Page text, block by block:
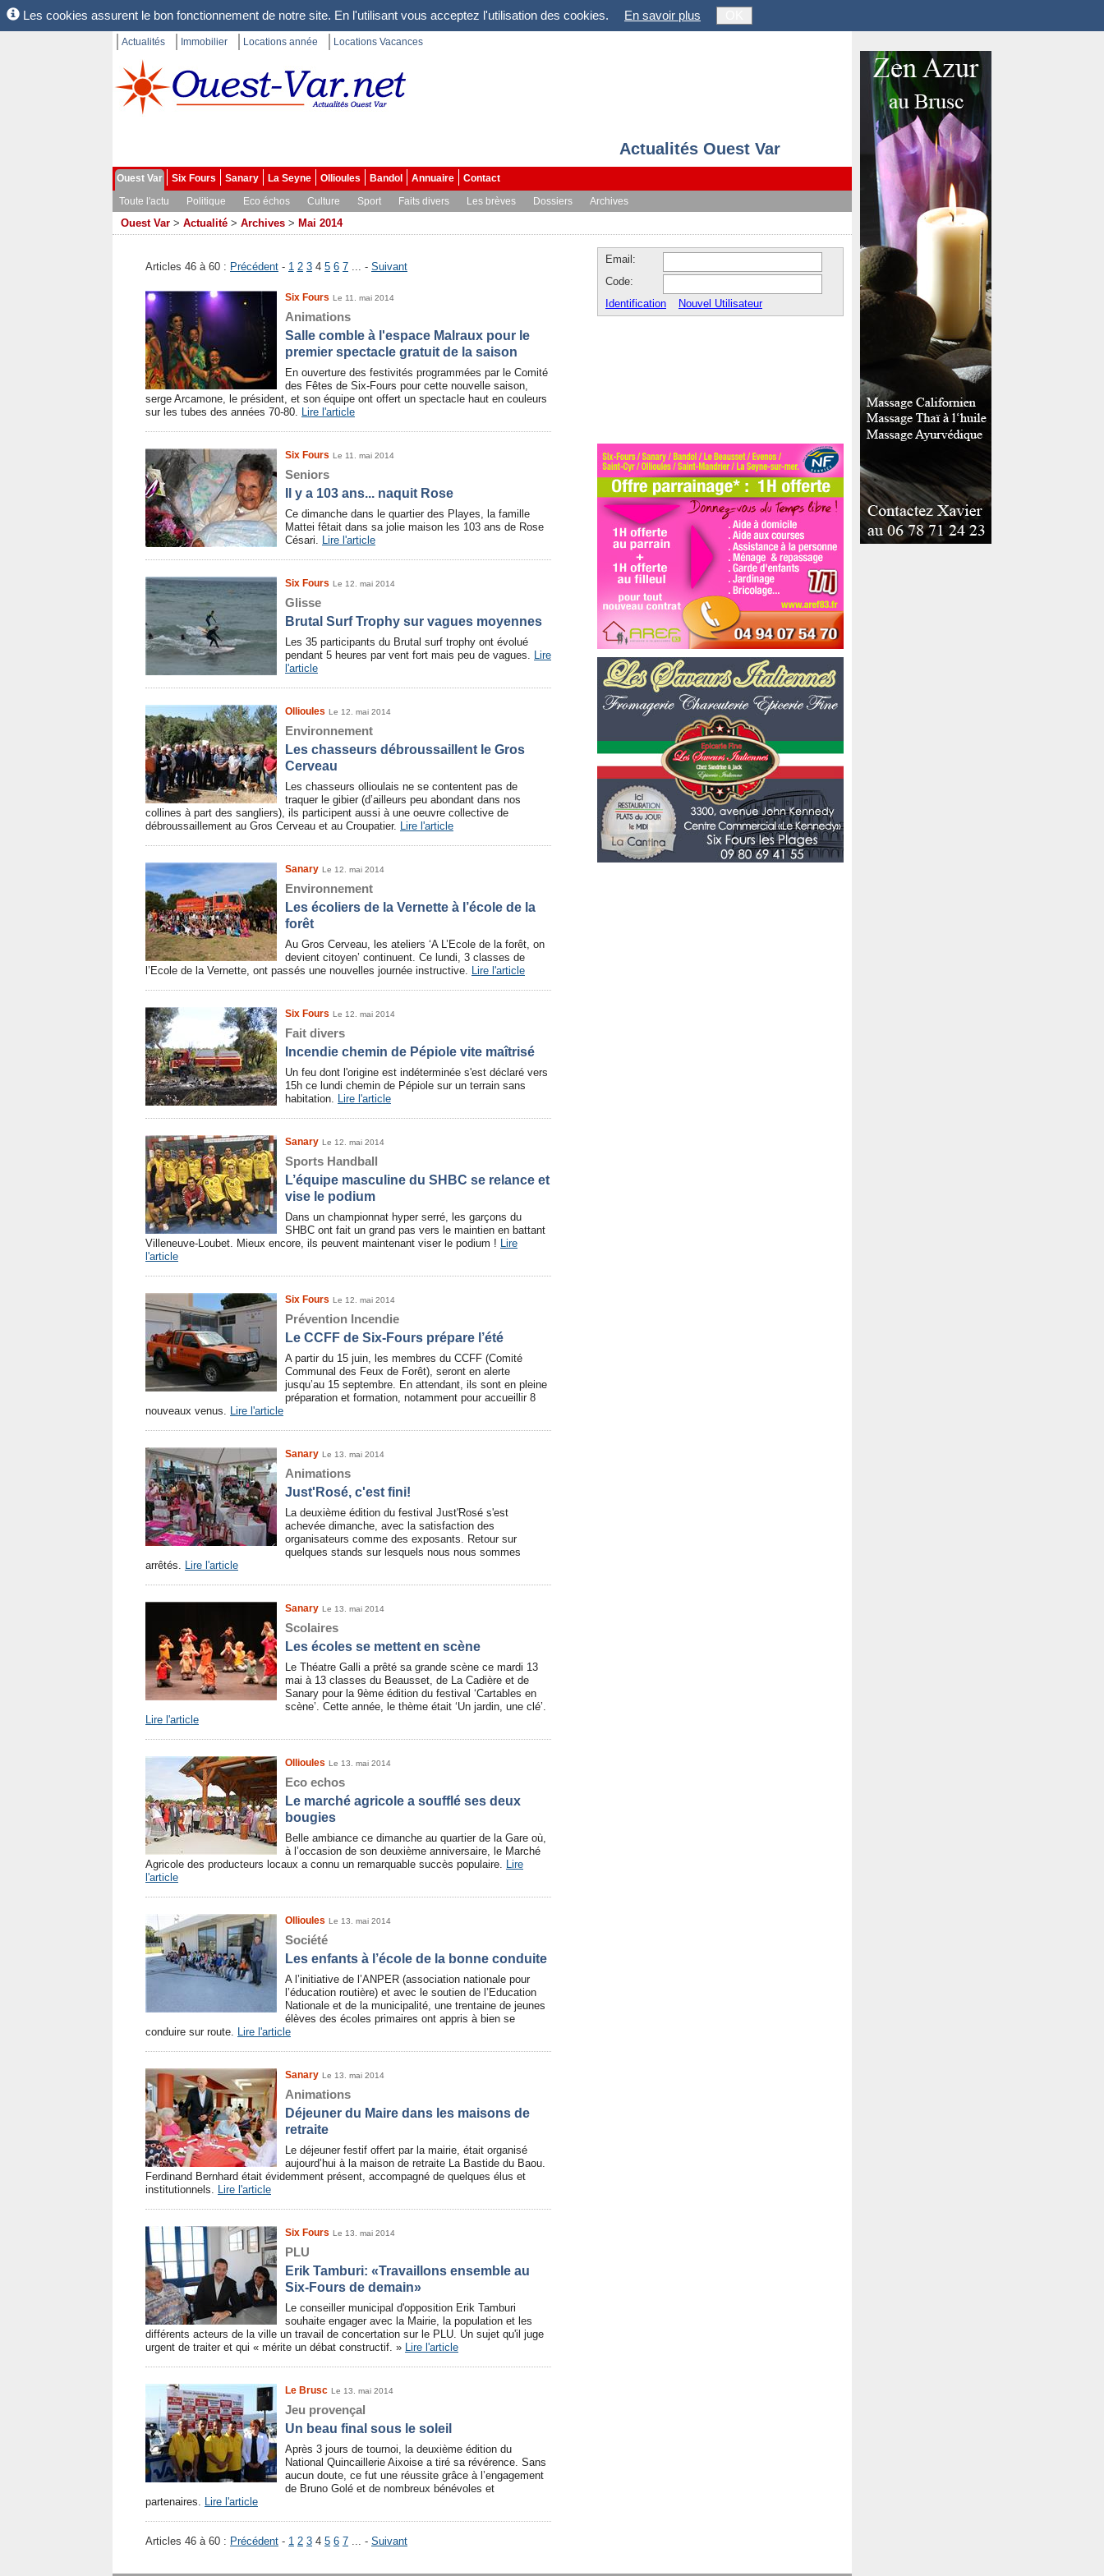
Les cookies assurent le bon fonctionnement de notre site. En l'utilisant vous acceptez l'utilisation des cookies. En savoir plus
Actualités Immobilier Locations année Locations Vacances
Actualités Ouest Var
Ouest Var Six Fours Sanary La Seyne Ollioules Bandol Annuaire
Contact
Toute l'actu
Politique Eco échos Culture Sport Faits divers Les brèves Dossiers Archives
Ouest Var > Actualité > Archives > Mai 2014
Articles 46 à 60 : Précédent - 1 2 3 4 5 6 7 ... - Suivant
Six Fours Le 11. mai 2014
Animations
Salle comble à l'espace Malraux pour le
premier spectacle gratuit de la saison
En ouverture des festivités programmées par le Comité
des Fêtes de Six-Fours pour cette nouvelle saison,
serge Arcamone, le président, et son équipe ont offert un spectacle haut en couleurs
sur les tubes des années 70-80. Lire l'article
Six Fours Le 11. mai 2014
Seniors
Il y a 103 ans... naquit Rose
Ce dimanche dans le quartier des Playes, la famille
Mattei fêtait dans sa jolie maison les 103 ans de Rose
Césari. Lire l'article
Six Fours Le 12. mai 2014
Glisse
Brutal Surf Trophy sur vagues moyennes
Les 35 participants du Brutal surf trophy ont évolué
pendant 5 heures par vent fort mais peu de vagues. Lire
l'article
Ollioules Le 12. mai 2014
Environnement
Les chasseurs débroussaillent le Gros
Cerveau
Les chasseurs ollioulais ne se contentent pas de
traquer le gibier (d’ailleurs peu abondant dans nos
collines à part des sangliers), ils participent aussi à une oeuvre collective de
débroussaillement au Gros Cerveau et au Croupatier. Lire l'article
Sanary Le 12. mai 2014
Environnement
Les écoliers de la Vernette à l’école de la
forêt
Au Gros Cerveau, les ateliers ‘A L’Ecole de la forêt, on
devient citoyen’ continuent. Ce lundi, 3 classes de
l’Ecole de la Vernette, ont passés une nouvelles journée instructive. Lire l'article
Six Fours Le 12. mai 2014
Fait divers
Incendie chemin de Pépiole vite maîtrisé
Un feu dont l'origine est indéterminée s'est déclaré vers
15h ce lundi chemin de Pépiole sur un terrain sans
habitation. Lire l'article
Sanary Le 12. mai 2014
Sports Handball
L’équipe masculine du SHBC se relance et
vise le podium
Dans un championnat hyper serré, les garçons du
SHBC ont fait un grand pas vers le maintien en battant
Villeneuve-Loubet. Mieux encore, ils peuvent maintenant viser le podium ! Lire
l'article
Six Fours Le 12. mai 2014
Prévention Incendie
Le CCFF de Six-Fours prépare l’été
A partir du 15 juin, les membres du CCFF (Comité
Communal des Feux de Forêt), seront en alerte
jusqu’au 15 septembre. En attendant, ils sont en pleine
préparation et formation, notamment pour accueillir 8
nouveaux venus. Lire l'article
Sanary Le 13. mai 2014
Animations
Just'Rosé, c'est fini!
La deuxième édition du festival Just'Rosé s'est
achevée dimanche, avec la satisfaction des
organisateurs comme des exposants. Retour sur
quelques stands sur lesquels nous nous sommes
arrêtés. Lire l'article
Sanary Le 13. mai 2014
Scolaires
Les écoles se mettent en scène
Le Théatre Galli a prêté sa grande scène ce mardi 13
mai à 13 classes du Beausset, de La Cadière et de
Sanary pour la 9ème édition du festival ‘Cartables en
scène’. Cette année, le thème était ‘Un jardin, une clé’.
Lire l'article
Ollioules Le 13. mai 2014
Eco echos
Le marché agricole a soufflé ses deux
bougies
Belle ambiance ce dimanche au quartier de la Gare où,
à l’occasion de son deuxième anniversaire, le Marché
Agricole des producteurs locaux a connu un remarquable succès populaire. Lire
l'article
Ollioules Le 13. mai 2014
Société
Les enfants à l’école de la bonne conduite
A l’initiative de l’ANPER (association nationale pour
l’éducation routière) et avec le soutien de l’Education
Nationale et de la municipalité, une trentaine de jeunes
élèves des écoles primaires ont appris à bien se
conduire sur route. Lire l'article
Sanary Le 13. mai 2014
Animations
Déjeuner du Maire dans les maisons de
retraite
Le déjeuner festif offert par la mairie, était organisé
aujourd’hui à la maison de retraite La Bastide du Baou.
Ferdinand Bernhard était évidemment présent, accompagné de quelques élus et
institutionnels. Lire l'article
Six Fours Le 13. mai 2014
PLU
Erik Tamburi: «Travaillons ensemble au
Six-Fours de demain»
Le conseiller municipal d'opposition Erik Tamburi
souhaite engager avec la Mairie, la population et les
différents acteurs de la ville un travail de concertation sur le PLU. Un sujet qu'il juge
urgent de traiter et qui « mérite un débat constructif. » Lire l'article
Le Brusc Le 13. mai 2014
Jeu provençal
Un beau final sous le soleil
Après 3 jours de tournoi, la deuxième édition du
National Quincaillerie Aixoise a tiré sa révérence. Sans
aucun doute, ce fut une réussite grâce à l’engagement
de Bruno Golé et de nombreux bénévoles et
partenaires. Lire l'article
Articles 46 à 60 : Précédent - 1 2 3 4 5 6 7 ... - Suivant
Email:
Code:
Identification
Nouvel Utilisateur